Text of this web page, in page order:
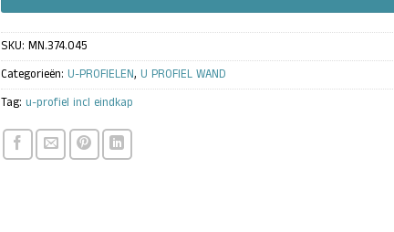
SKU: MN.374.045
Categorieën: U-PROFIELEN, U PROFIEL WAND
Tag: u-profiel incl eindkap